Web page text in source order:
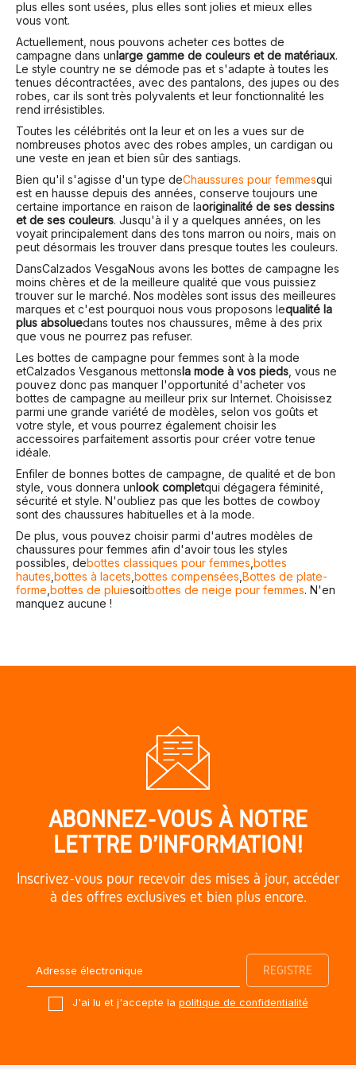
plus elles sont usées, plus elles sont jolies et mieux elles
vous vont.
Actuellement, nous pouvons acheter ces bottes de
campagne dans unlarge gamme de couleurs et de matériaux.
Le style country ne se démode pas et s'adapte à toutes les
tenues décontractées, avec des pantalons, des jupes ou des
robes, car ils sont très polyvalents et leur fonctionnalité les
rend irrésistibles.
Toutes les célébrités ont la leur et on les a vues sur de
nombreuses photos avec des robes amples, un cardigan ou
une veste en jean et bien sûr des santiags.
Bien qu'il s'agisse d'un type deChaussures pour femmesqui
est en hausse depuis des années, conserve toujours une
certaine importance en raison de laoriginalité de ses dessins
et de ses couleurs. Jusqu'à il y a quelques années, on les
voyait principalement dans des tons marron ou noirs, mais on
peut désormais les trouver dans presque toutes les couleurs.
DansCalzados VesgaNous avons les bottes de campagne les
moins chères et de la meilleure qualité que vous puissiez
trouver sur le marché. Nos modèles sont issus des meilleures
marques et c'est pourquoi nous vous proposons lequalité la
plus absoluedans toutes nos chaussures, même à des prix
que vous ne pourrez pas refuser.
Les bottes de campagne pour femmes sont à la mode
etCalzados Vesganous mettonsla mode à vos pieds, vous ne
pouvez donc pas manquer l'opportunité d'acheter vos
bottes de campagne au meilleur prix sur Internet. Choisissez
parmi une grande variété de modèles, selon vos goûts et
votre style, et vous pourrez également choisir les
accessoires parfaitement assortis pour créer votre tenue
idéale.
Enfiler de bonnes bottes de campagne, de qualité et de bon
style, vous donnera unlook completqui dégagera féminité,
sécurité et style. N'oubliez pas que les bottes de cowboy
sont des chaussures habituelles et à la mode.
De plus, vous pouvez choisir parmi d'autres modèles de
chaussures pour femmes afin d'avoir tous les styles
possibles, debottes classiques pour femmes,bottes
hautes,bottes à lacets,bottes compensées,Bottes de plate-
forme,bottes de pluiesoitbottes de neige pour femmes. N'en
manquez aucune !
ABONNEZ-VOUS À NOTRE
LETTRE D'INFORMATION!
Inscrivez-vous pour recevoir des mises à jour, accéder
à des offres exclusives et bien plus encore.
J'ai lu et j'accepte la politique de confidentialité